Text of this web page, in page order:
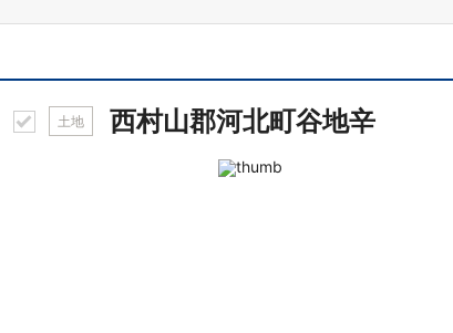
土地 西村山郡河北町谷地辛